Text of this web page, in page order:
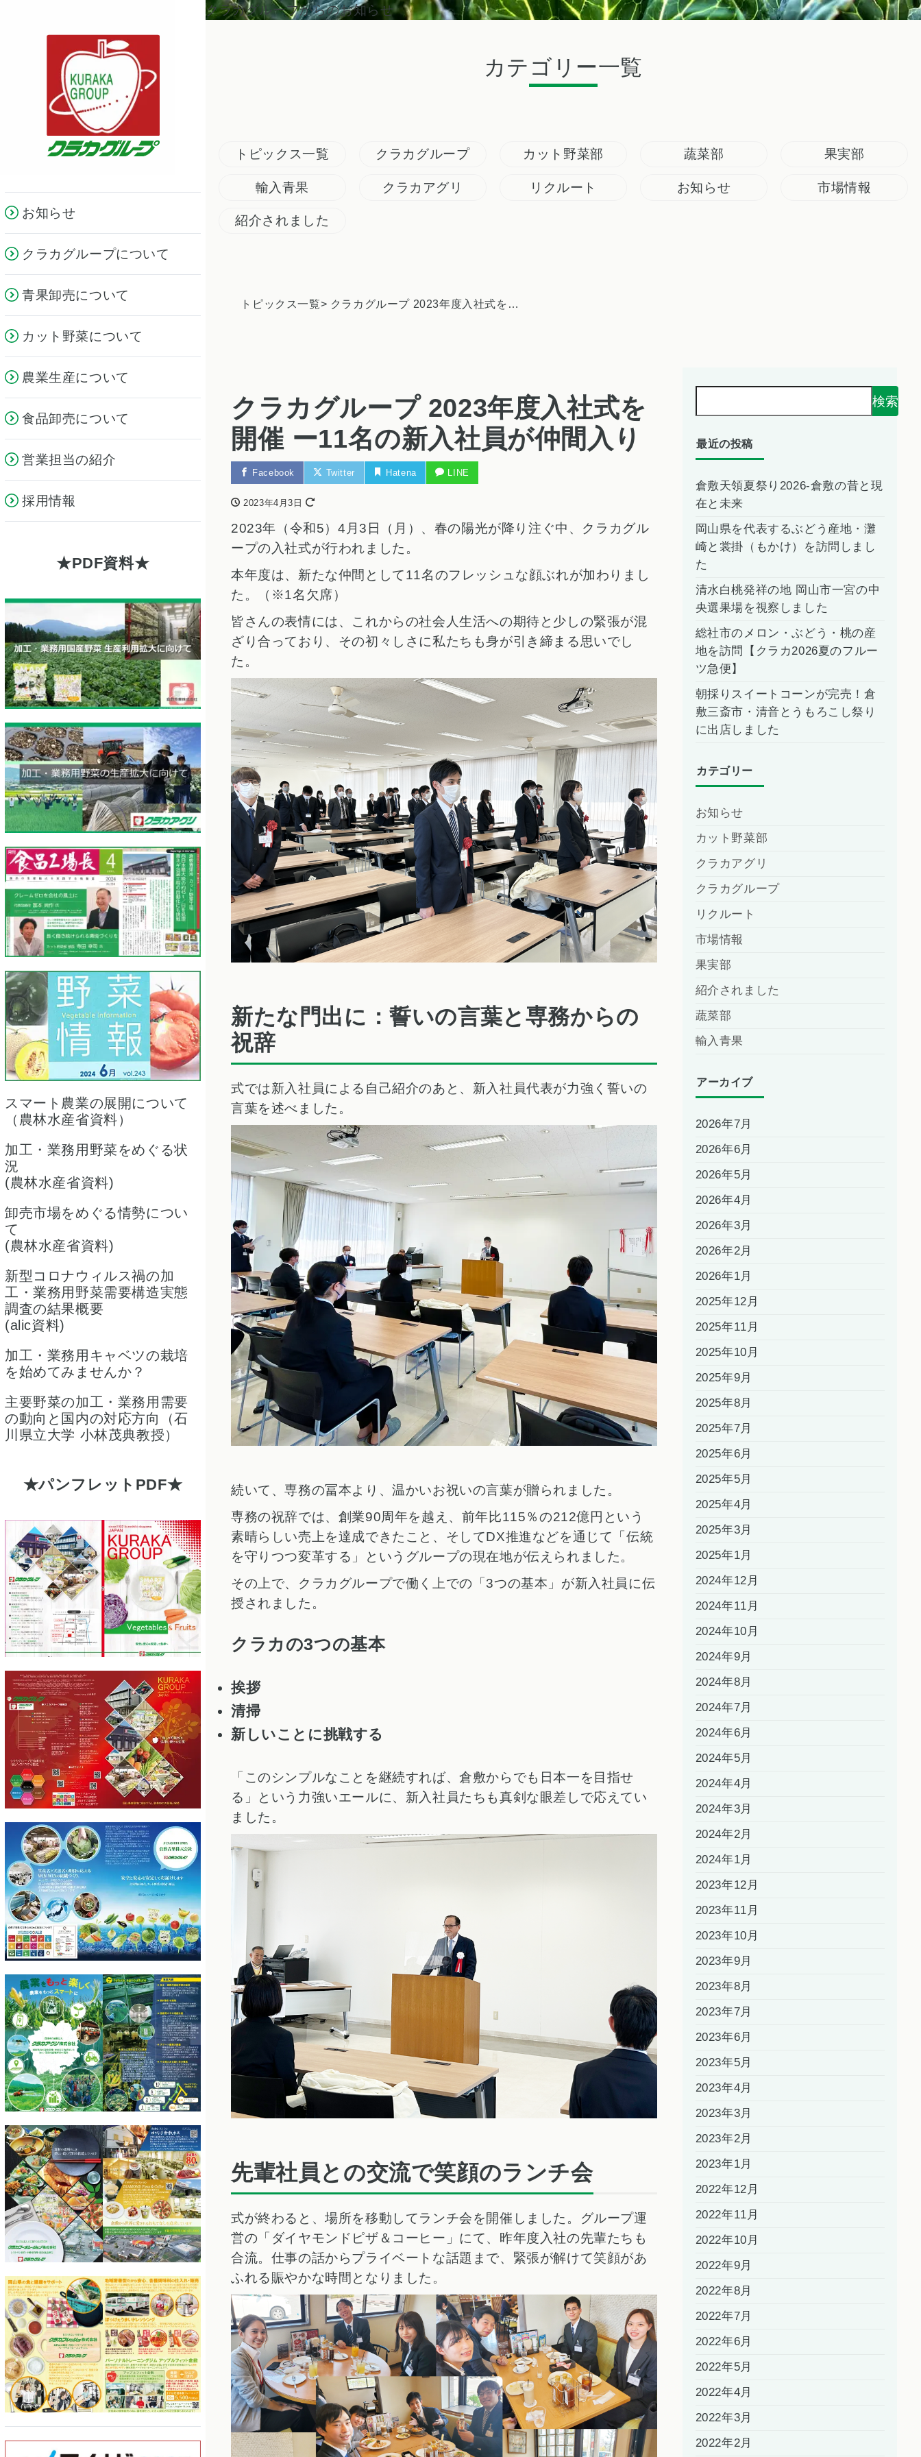
お知らせ
クラカグループについて
青果卸売について
カット野菜について
農業生産について
食品卸売について
営業担当の紹介
採用情報
PDF資料
スマート農業の展開について
（農林水産省資料）
加工・業務用野菜をめぐる状
況
(農林水産省資料)
卸売市場をめぐる情勢につい
て
(農林水産省資料)
新型コロナウィルス禍の加
工・業務用野菜需要構造実態
調査の結果概要
(alic資料)
加工・業務用キャベツの栽培
を始めてみませんか？
主要野菜の加工・業務用需要
の動向と国内の対応方向（石
川県立大学 小林茂典教授）
パンフレットPDF
クラカグループからのお知らせ
カテゴリー一覧
トピックス一覧 クラカグループ カット野菜部 蔬菜部 果実部
輸入青果 クラカアグリ リクルート お知らせ 市場情報
紹介されました
トピックス一覧 > クラカグループ 2023年度入社式を開催 ー11名の新入社員が仲間入り
クラカグループ 2023年度入社式を
開催 ー11名の新入社員が仲間入り
Facebook Twitter Hatena LINE
2023年4月3日
2023年（令和5）4月3日（月）、春の陽光が降り注ぐ中、クラカグル
ープの入社式が行われました。
本年度は、新たな仲間として11名のフレッシュな顔ぶれが加わりまし
た。（※1名欠席）
皆さんの表情には、これからの社会人生活への期待と少しの緊張が混
ざり合っており、その初々しさに私たちも身が引き締まる思いでし
た。
新たな門出に：誓いの言葉と専務からの
祝辞
式では新入社員による自己紹介のあと、新入社員代表が力強く誓いの
言葉を述べました。
続いて、専務の冨本より、温かいお祝いの言葉が贈られました。
専務の祝辞では、創業90周年を越え、前年比115％の212億円という
素晴らしい売上を達成できたこと、そしてDX推進などを通じて「伝統
を守りつつ変革する」というグループの現在地が伝えられました。
その上で、クラカグループで働く上での「3つの基本」が新入社員に伝
授されました。
クラカの3つの基本
挨拶
清掃
新しいことに挑戦する
「このシンプルなことを継続すれば、倉敷からでも日本一を目指せ
る」という力強いエールに、新入社員たちも真剣な眼差しで応えてい
ました。
先輩社員との交流で笑顔のランチ会
式が終わると、場所を移動してランチ会を開催しました。グループ運
営の「ダイヤモンドピザ＆コーヒー」にて、昨年度入社の先輩たちも
合流。仕事の話からプライベートな話題まで、緊張が解けて笑顔があ
ふれる賑やかな時間となりました。
検索
最近の投稿
倉敷天領夏祭り2026-倉敷の昔と現
在と未来
岡山県を代表するぶどう産地・灘
崎と裳掛（もかけ）を訪問しまし
た
清水白桃発祥の地 岡山市一宮の中
央選果場を視察しました
総社市のメロン・ぶどう・桃の産
地を訪問【クラカ2026夏のフルー
ツ急便】
朝採りスイートコーンが完売！倉
敷三斎市・清音とうもろこし祭り
に出店しました
カテゴリー
お知らせ
カット野菜部
クラカアグリ
クラカグループ
リクルート
市場情報
果実部
紹介されました
蔬菜部
輸入青果
アーカイブ
2026年7月
2026年6月
2026年5月
2026年4月
2026年3月
2026年2月
2026年1月
2025年12月
2025年11月
2025年10月
2025年9月
2025年8月
2025年7月
2025年6月
2025年5月
2025年4月
2025年3月
2025年1月
2024年12月
2024年11月
2024年10月
2024年9月
2024年8月
2024年7月
2024年6月
2024年5月
2024年4月
2024年3月
2024年2月
2024年1月
2023年12月
2023年11月
2023年10月
2023年9月
2023年8月
2023年7月
2023年6月
2023年5月
2023年4月
2023年3月
2023年2月
2023年1月
2022年12月
2022年11月
2022年10月
2022年9月
2022年8月
2022年7月
2022年6月
2022年5月
2022年4月
2022年3月
2022年2月